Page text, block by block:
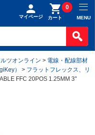
マイページ カート
0
MENU
ツオンライン > 電線・配線部材
） > フラットフレックス、リ
FFC 20POS 1.25MM 3"